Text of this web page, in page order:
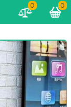
0 0